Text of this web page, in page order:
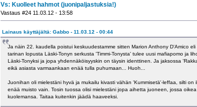
Vs: Kuolleet hahmot (juonipaljastuksia!)
Vastaus #24 11.03.12 - 13:58
Lainaus käyttäjältä: Gabbo - 11.03.12 - 00:44
Ja näin 22. kaudella poistui keskuudestamme sitten Marion Anthony D'Amico eli
tarinan lopusta Läski-Tonyn serkusta 'Timmi-Tonysta' tulee uusi mafiapomo ja
Läski-Tonyksi ja jopa yhdennäköisyyskin on täysin identtinen. Ja jaksossa
eikä asiasta varmaankaan enää tulla puhumaan... Huoh...
Juonihan oli mielestäni hyvä ja mukailu kivasti vähän 'Kummisetä'-leffaa, silti
enää muisto vain. Tosin tuossa olisi mielestäni jopa aihetta juoneen, jossa
kuolemansa. Taitaa kuitenkin jäädä haaveeksi.